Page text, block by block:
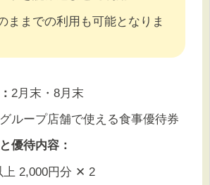
ままでの利用も可能となりま
2月末・8月末
グループ店舗で使える食事優待券
優待内容：
上 2,000円分 ✕ 2